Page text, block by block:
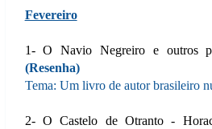
Fevereiro
1- O Navio Negreiro e outros
(Resenha)
Tema: Um livro de autor brasileiro
2- O Castelo de Otranto -